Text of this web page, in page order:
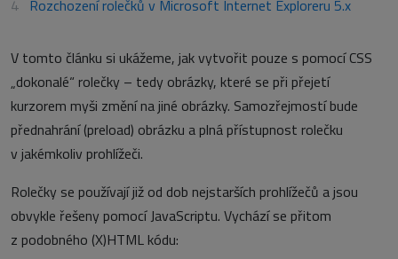
Rozchození rolečků v Microsoft Internet Exploreru 5.x
V tomto článku si ukážeme, jak vytvořit pouze s pomocí CSS
„dokonalé“ rolečky – tedy obrázky, které se při přejetí
kurzorem myši změní na jiné obrázky. Samozřejmostí bude
přednahrání (preload) obrázku a plná přístupnost rolečku
v jakémkoliv prohlížeči.
Rolečky se používají již od dob nejstarších prohlížečů a jsou
obvykle řešeny pomocí JavaScriptu. Vychází se přitom
z podobného (X)HTML kódu: